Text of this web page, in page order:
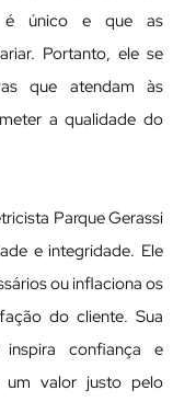
é único e que as
Portanto, ele se
que atendam às
a qualidade do
Parque Gerassi
e integridade. Ele
ou inflaciona os
do cliente. Sua
inspira confiança e
um valor justo pelo